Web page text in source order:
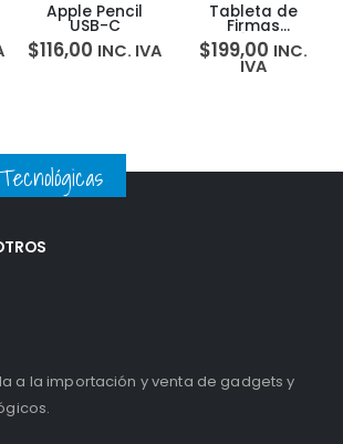
Apple Pencil
USB-C
$116,00 INC. IVA
Tableta de
Firmas
Electrónica con
Pantalla
PenPower
$199,00 INC.
IVA
a la importación y venta de gadgets y